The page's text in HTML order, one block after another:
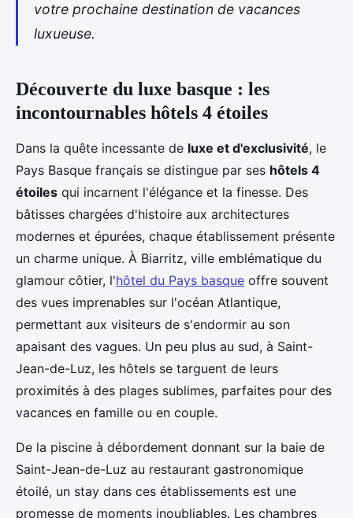
votre prochaine destination de vacances
luxueuse.
Découverte du luxe basque : les
incontournables hôtels 4 étoiles
Dans la quête incessante de luxe et d'exclusivité, le
Pays Basque français se distingue par ses hôtels 4
étoiles qui incarnent l'élégance et la finesse. Des
bâtisses chargées d'histoire aux architectures
modernes et épurées, chaque établissement présente
un charme unique. À Biarritz, ville emblématique du
glamour côtier, l'hôtel du Pays basque offre souvent
des vues imprenables sur l'océan Atlantique,
permettant aux visiteurs de s'endormir au son
apaisant des vagues. Un peu plus au sud, à Saint-
Jean-de-Luz, les hôtels se targuent de leurs
proximités à des plages sublimes, parfaites pour des
vacances en famille ou en couple.
De la piscine à débordement donnant sur la baie de
Saint-Jean-de-Luz au restaurant gastronomique
étoilé, un stay dans ces établissements est une
promesse de moments inoubliables. Les chambres